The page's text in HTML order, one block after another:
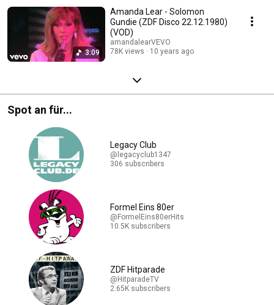
3:09
Amanda Lear - Solomon
Gundie (ZDF Disco 22.12.1980)
(VOD)
amandalearVEVO
78K views
10 years ago
Spot an für...
Legacy Club
@legacyclub1347
306 subscribers
Formel Eins 80er
@FormelEins80erHits
10.5K subscribers
ZDF Hitparade
@HitparadeTV
2.65K subscribers